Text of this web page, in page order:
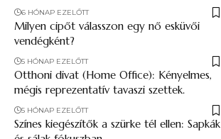
6 HÓNAP EZELŐTT
Milyen cipőt válasszon egy nő esküvői
vendégként?
5 HÓNAP EZELŐTT
Otthoni divat (Home Office): Kényelmes,
mégis reprezentatív tavaszi szettek.
5 HÓNAP EZELŐTT
Színes kiegészítők a szürke tél ellen: Sapkák